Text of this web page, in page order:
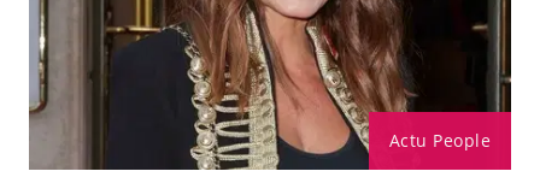
Actu People